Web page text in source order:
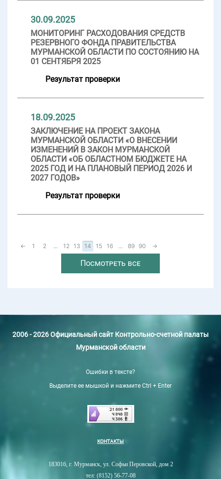
30.09.2025
МОНИТОРИНГ РАСХОДОВАНИЯ СРЕДСТВ
РЕЗЕРВНОГО ФОНДА ПРАВИТЕЛЬСТВА
МУРМАНСКОЙ ОБЛАСТИ ПО СОСТОЯНИЮ НА
01 СЕНТЯБРЯ 2025
Результат проверки
18.09.2025
ЗАКЛЮЧЕНИЕ НА ПРОЕКТ ЗАКОНА
МУРМАНСКОЙ ОБЛАСТИ «О ВНЕСЕНИИ
ИЗМЕНЕНИЙ В ЗАКОН МУРМАНСКОЙ
ОБЛАСТИ «ОБ ОБЛАСТНОМ БЮДЖЕТЕ НА
2025 ГОД И НА ПЛАНОВЫЙ ПЕРИОД 2026 И
2027 ГОДОВ»
Результат проверки
← 1 2 ... 12 13 14 15 16 ... 89 90 →
Посмотреть все
2006 - 2026 Официальный сайт Контрольно-счетной палаты
Мурманской области
Ошибки в тексте?
Выделите ее мышкой и нажмите Ctrl + Enter
КОНТАКТЫ
183016, г. Мурманск, ул. Софьи Перовской, дом 2
тел: (8152) 56-77-08